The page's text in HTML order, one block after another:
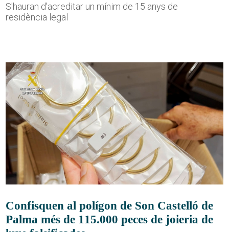
S'hauran d'acreditar un mínim de 15 anys de
residència legal
Confisquen al polígon de Son Castelló de
Palma més de 115.000 peces de joieria de